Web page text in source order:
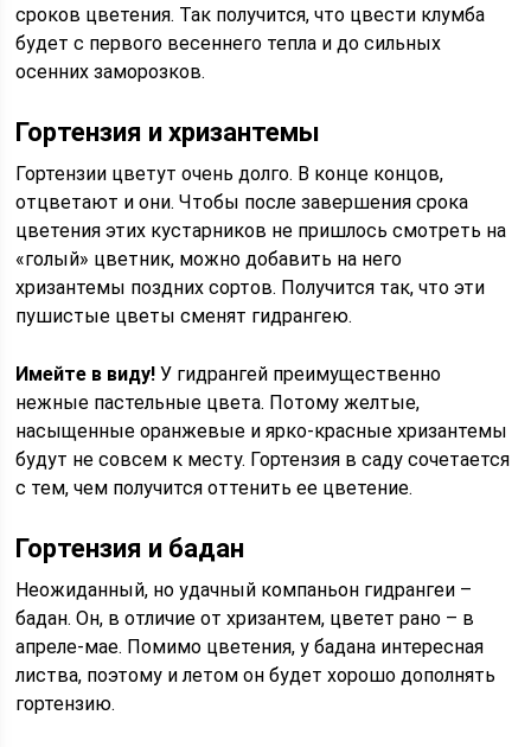
сроков цветения. Так получится, что цвести клумба
будет с первого весеннего тепла и до сильных
осенних заморозков.
Гортензия и хризантемы
Гортензии цветут очень долго. В конце концов,
отцветают и они. Чтобы после завершения срока
цветения этих кустарников не пришлось смотреть на
«голый» цветник, можно добавить на него
хризантемы поздних сортов. Получится так, что эти
пушистые цветы сменят гидрангею.
Имейте в виду! У гидрангей преимущественно
нежные пастельные цвета. Потому желтые,
насыщенные оранжевые и ярко-красные хризантемы
будут не совсем к месту. Гортензия в саду сочетается
с тем, чем получится оттенить ее цветение.
Гортензия и бадан
Неожиданный, но удачный компаньон гидрангеи –
бадан. Он, в отличие от хризантем, цветет рано – в
апреле-мае. Помимо цветения, у бадана интересная
листва, поэтому и летом он будет хорошо дополнять
гортензию.